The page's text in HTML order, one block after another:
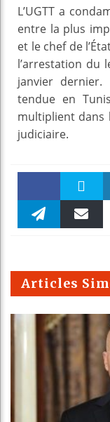
L’UGTT a
entre la plus
et le chef de
l’arrestation du
janvier
tendue en
multiplient dans
judiciaire.
Faceboo Twitter
m
Articles